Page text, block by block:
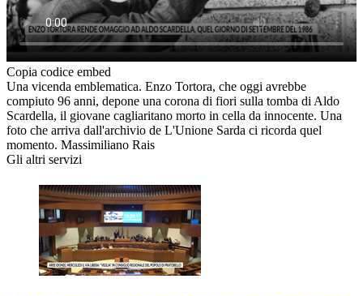
Copia codice embed
Una vicenda emblematica. Enzo Tortora, che oggi avrebbe
compiuto 96 anni, depone una corona di fiori sulla tomba di Aldo
Scardella, il giovane cagliaritano morto in cella da innocente. Una
foto che arriva dall'archivio de L'Unione Sarda ci ricorda quel
momento. Massimiliano Rais
Gli altri servizi